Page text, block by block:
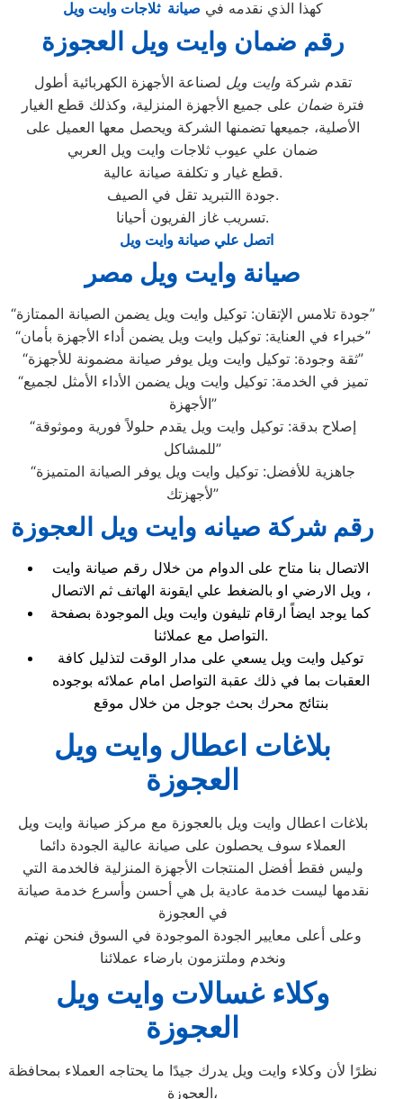
كهذا الذي نقدمه في صيانة ثلاجات وايت ويل
رقم ضمان وايت ويل العجوزة
تقدم شركة وايت ويل لصناعة الأجهزة الكهربائية أطول
فترةضمان على جميع الأجهزة المنزلية، وكذلك قطع الغيار
الأصلية، جميعها تضمنها الشركة ويحصل معها العميل على
ضمان علي عيوب ثلاجات وايت ويل العربي
قطع غيار و تكلفة صيانة عالية.
جودة االتبريد تقل في الصيف.
تسريب غاز الفريون أحيانا.
اتصل علي صيانة وايت ويل
صيانة وايت ويل مصر
“جودة تلامس الإتقان: توكيل وايت ويل يضمن الصيانة الممتازة”
“خبراء في العناية: توكيل وايت ويل يضمن أداء الأجهزة بأمان”
“ثقة وجودة: توكيل وايت ويل يوفر صيانة مضمونة للأجهزة”
“تميز في الخدمة: توكيل وايت ويل يضمن الأداء الأمثل لجميع
الأجهزة”
“إصلاح بدقة: توكيل وايت ويل يقدم حلولاً فورية وموثوقة
للمشاكل”
“جاهزية للأفضل: توكيل وايت ويل يوفر الصيانة المتميزة
لأجهزتك”
رقم شركة صيانه وايت ويل العجوزة
الاتصال بنا متاح على الدوام من خلال رقم صيانة وايت
ويل الارضي او بالضغط علي ايقونة الهاتف ثم الاتصال ،
كما يوجد ايضاً ارقام تليفون وايت ويل الموجودة بصفحة
التواصل مع عملائنا.
توكيل وايت ويل يسعي على مدار الوقت لتذليل كافة
العقبات بما في ذلك عقبة التواصل امام عملائه بوجوده
بنتائج محرك بحث جوجل من خلال موقع
بلاغات اعطال وايت ويل
العجوزة
بلاغات اعطال وايت ويل بالعجوزة مع مركز صيانة وايت ويل
العملاء سوف يحصلون على صيانة عالية الجودة دائما
وليس فقط أفضل المنتجات الأجهزة المنزلية فالخدمة التي
نقدمها ليست خدمة عادية بل هي أحسن وأسرع خدمة صيانة
في العجوزة
وعلى أعلى معايير الجودة الموجودة في السوق فنحن نهتم
ونخدم وملتزمون بارضاء عملائنا
وكلاء غسالات وايت ويل
العجوزة
نظرًا لأن وكلاء وايت ويل يدرك جيدًا ما يحتاجه العملاء بمحافظة
العجوزة،